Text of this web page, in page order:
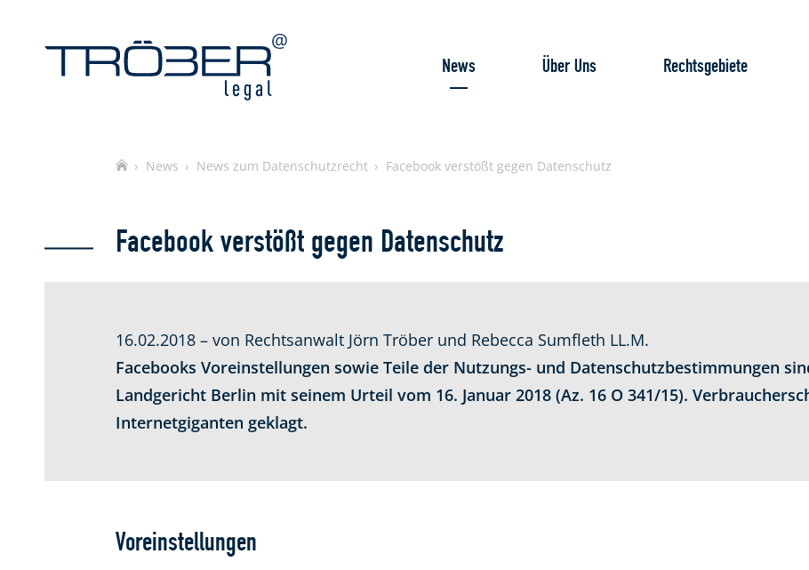
News Über Uns Rechtsgebiete
HomeNews News zum Datenschutzrecht Facebook verstößt gegen Datenschutz
Facebook verstößt gegen Datenschutz
16.02.2018 – von Rechtsanwalt Jörn Tröber und Rebecca Sumfleth LL.M.
Facebooks Voreinstellungen sowie Teile der Nutzungs- und Datenschutzbestimmungen
Landgericht Berlin mit seinem Urteil vom 16. Januar 2018 (Az. 16 O 341/15).
Internetgiganten geklagt.
Voreinstellungen